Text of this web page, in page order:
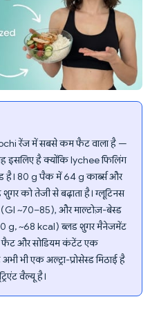
रेंज में सबसे कम फैट वाला है —
इसलिए है क्योंकि lychee फिलिंग
है। 80 g पैक में 64 g कार्ब्स और
को तेजी से बढ़ाता है। ग्लूटिनस
(GI ~70–85), और माल्टोज़-बेस्ड
g, ~68 kcal) ब्लड शुगर मैनेजमेंट
फैट और सोडियम कंटेंट एक
भी एक अल्ट्रा-प्रोसेस्ड मिठाई है
वैल्यू है।